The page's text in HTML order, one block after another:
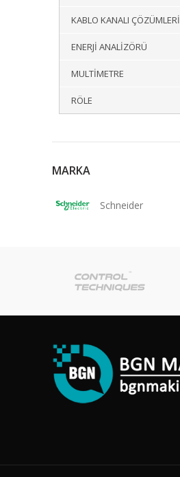
KABLO KANALI ÇÖZÜMLERI
ENERJI ANALIZÖRÜ
MULTIMETRE
RÖLE
MARKA
Schneider